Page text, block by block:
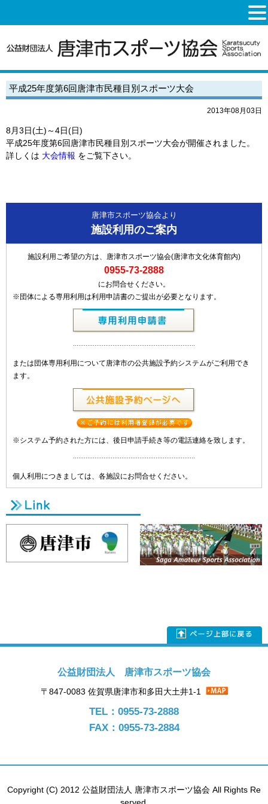
平成25年度第6回唐津市民種目別スポーツ大会
2013年08月03日
8月3日(土)～4日(日)
平成25年度第6回唐津市民種目別スポーツ大会が開催されました。
詳しくは 大会情報 をご覧下さい。
唐津市スポーツ協会より
施設利用のご案内
施設利用ご希望の方は、唐津市スポーツ協会(唐津市文化体育館内)
0955-73-2888
にお問合せください。
※団体による専用利用は利用申請書のご提出が必要となります。
または団体専用利用について唐津市の公共施設予約システムがご利用でき
ます。
※システム予約された方には、後日申請手続き等の電話連絡を致します。
個人利用につきましては、各施設にお問合せください。
公益財団法人 唐津市スポーツ協会
〒847-0083 佐賀県唐津市和多田大土井1-1
TEL：0955-73-2888
FAX：0955-73-2884
Copyright (C) 2012 公益財団法人 唐津市スポーツ協会 All Rights Re